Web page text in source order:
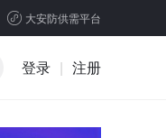
大安防供需平台
登录 | 注册